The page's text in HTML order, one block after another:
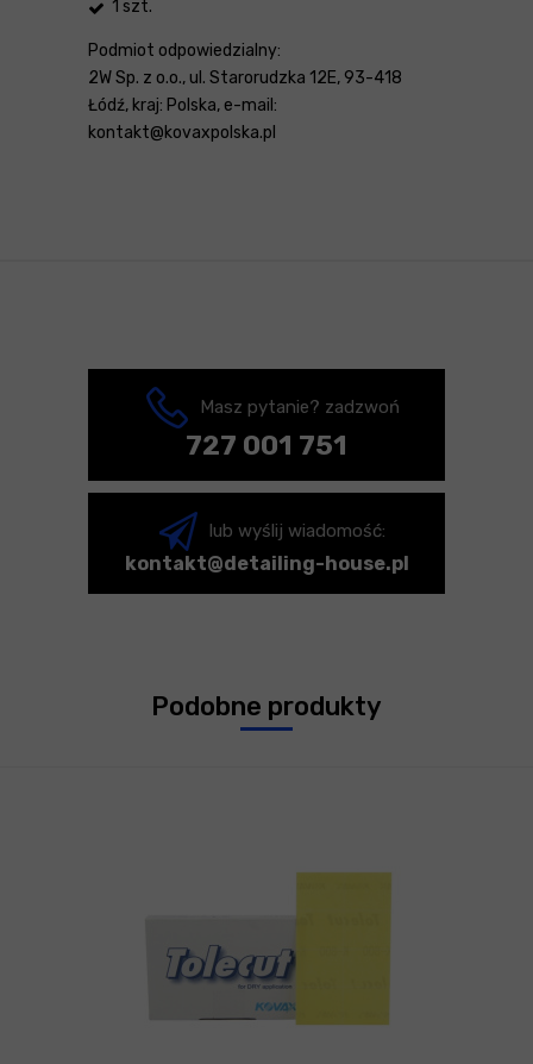
1 szt.
Podmiot odpowiedzialny:
2W Sp. z o.o., ul. Starorudzka 12E, 93-418
Łódź, kraj: Polska, e-mail:
kontakt@kovaxpolska.pl
Masz pytanie? zadzwoń
727 001 751
lub wyślij wiadomość:
kontakt@detailing-house.pl
Podobne produkty